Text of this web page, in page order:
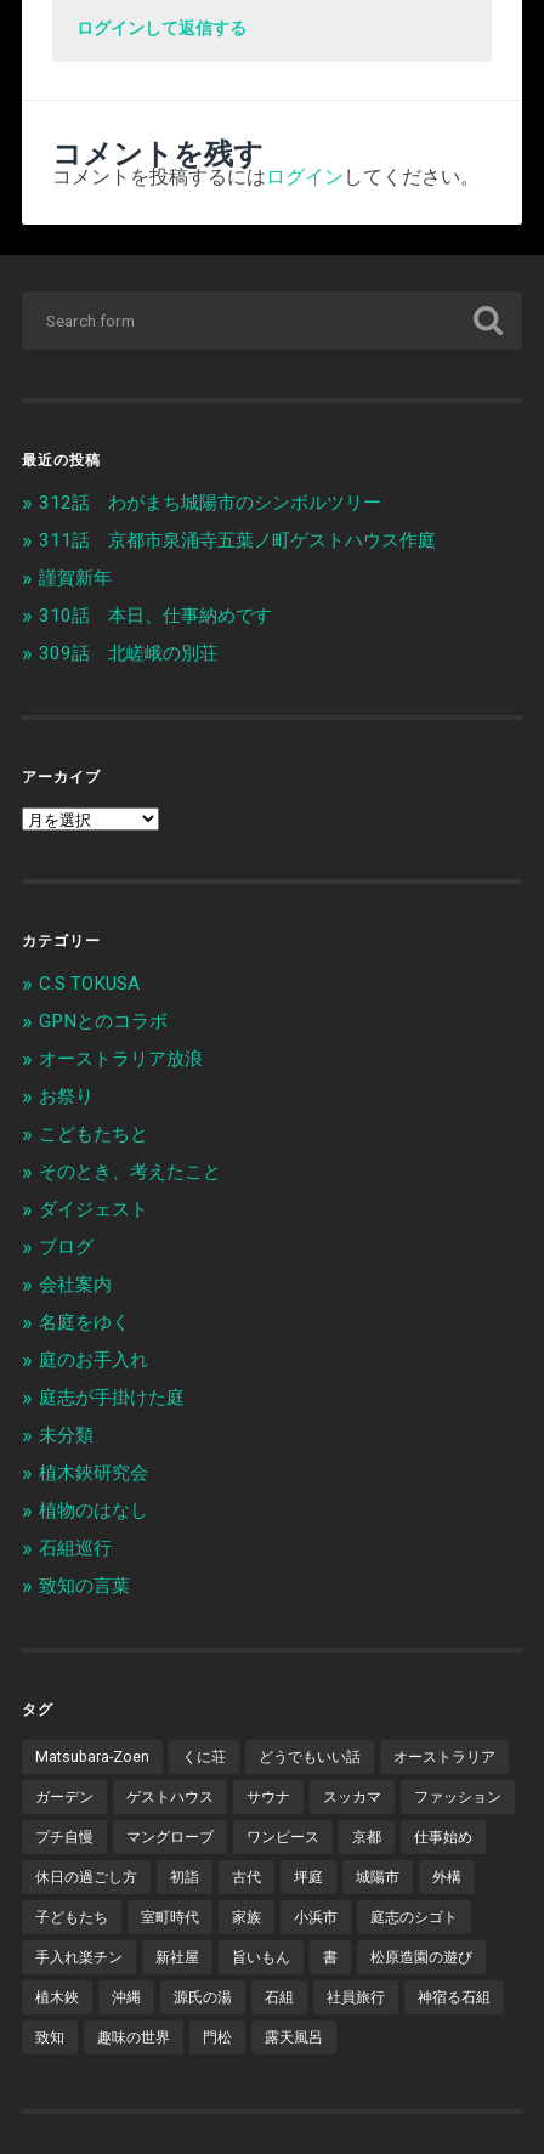
ログインして返信する
コメントを残す
コメントを投稿するには ログイン してください。
最近の投稿
312話 わがまち城陽市のシンボルツリー
311話 京都市泉涌寺五葉ノ町ゲストハウス作庭
謹賀新年
310話 本日、仕事納めです
309話 北嵯峨の別荘
アーカイブ
カテゴリー
C.S TOKUSA
GPNとのコラボ
オーストラリア放浪
お祭り
こどもたちと
そのとき、考えたこと
ダイジェスト
ブログ
会社案内
名庭をゆく
庭のお手入れ
庭志が手掛けた庭
未分類
植木鋏研究会
植物のはなし
石組巡行
致知の言葉
タグ
Matsubara-Zoen くに荘 どうでもいい話 オーストラリア
ガーデン ゲストハウス サウナ スッカマ ファッション
プチ自慢 マングローブ ワンピース 京都 仕事始め
休日の過ごし方 初詣 古代 坪庭 城陽市 外構
子どもたち 室町時代 家族 小浜市 庭志のシゴト
手入れ楽チン 新社屋 旨いもん 書 松原造園の遊び
植木鋏 沖縄 源氏の湯 石組 社員旅行 神宿る石組
致知 趣味の世界 門松 露天風呂